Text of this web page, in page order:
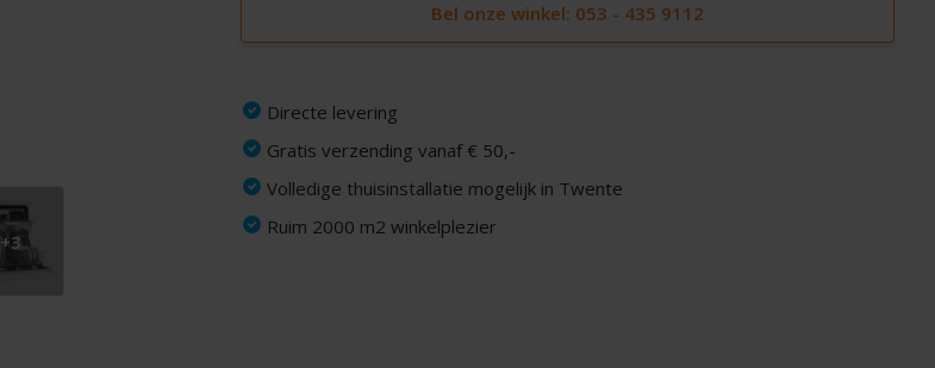
+3
Bel onze winkel: 053 - 435 9112
Directe levering
Gratis verzending vanaf € 50,-
Volledige thuisinstallatie mogelijk in Twente
Ruim 2000 m2 winkelplezier